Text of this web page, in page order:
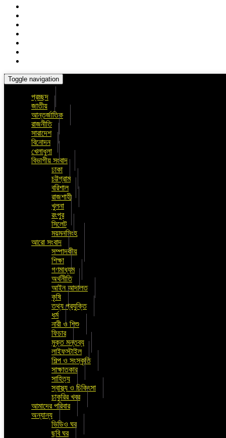
Toggle navigation
প্রচ্ছদ
জাতীয়
আন্তর্জাতিক
রাজনীতি
সারাদেশ
বিনোদন
খেলাধুলা
বিভাগীয় সংবাদ
ঢাকা
চট্টগ্রাম
বরিশাল
রাজশাহী
খুলনা
রংপুর
সিলেট
ময়মনসিংহ
আরো সংবাদ
সম্পাদকীয়
শিক্ষা
গণমাধ্যম
অর্থনীতি
আইন আদালত
কৃষি
তথ্য প্রযুক্তি
ধর্ম
নারী ও শিশু
ফিচার
মুক্ত মন্তব্য
লাইফস্টাইল
শিল্প ও সংস্কৃতি
সাক্ষাতকার
সাহিত্য
স্বাস্থ্য ও চিকিৎসা
চাকুরির খবর
আমাদের পরিবার
অন্যান্য
ভিডিও ঘর
ছবি ঘর